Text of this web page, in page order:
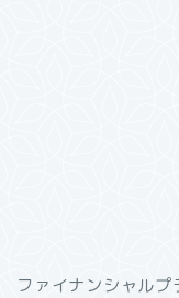
ファイナンシャルプ